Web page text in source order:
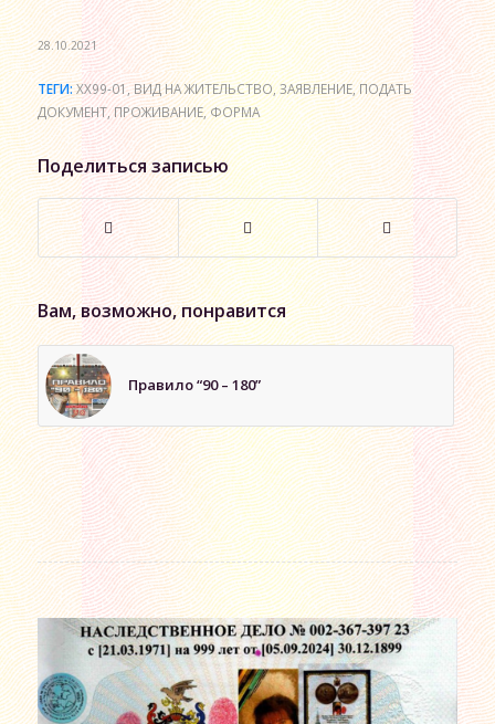
28.10.2021
ТЕГИ:XX99-01,ВИД НА ЖИТЕЛЬСТВО,ЗАЯВЛЕНИЕ,ПОДАТЬ
ДОКУМЕНТ,ПРОЖИВАНИЕ,ФОРМА
Поделиться записью
Вам, возможно, понравится
Правило “90 – 180”